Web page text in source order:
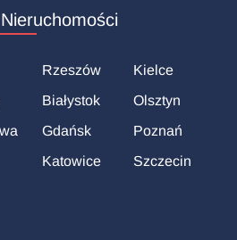
Rzeszów
Białystok
Gdańsk
Katowice
Kielce
Olsztyn
Poznań
Szczecin